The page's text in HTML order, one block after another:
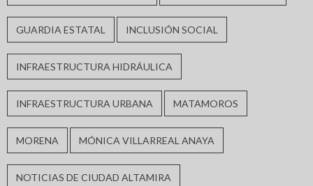
GUARDIA ESTATAL INCLUSIÓN SOCIAL
INFRAESTRUCTURA HIDRÁULICA
INFRAESTRUCTURA URBANA MATAMOROS
MORENA MÓNICA VILLARREAL ANAYA
NOTICIAS DE CIUDAD ALTAMIRA